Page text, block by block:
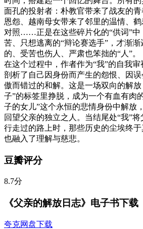
面孔的投射者：朴教官带来了战友的
恩怨、越南母女带来了邻里的温情、
对照……正是在这些碎片化的“供词”中
苦、只想逃离的“辩论赛选手”，才渐
的、受苦也伤人、严肃也笨拙的“人”。
在这个过程中，作者作为“我”的自我
剖析了自己因身份而产生的怨恨、因
傲而错过的和解。这是一场双向的解
子”的标签里挣脱，成为一个有血有肉
子的女儿”这个永恒的悲情身份中解放
回望父亲的独立之人。当结尾处“我”
行走过的路上时，那些历史的尘埃终于
也融入了理解与慈悲。
豆瓣评分
8.7分
《父亲的解放日志》电子书下载
夸克网盘下载